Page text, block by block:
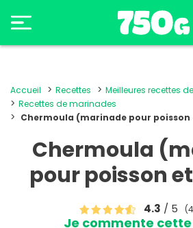
Accueil Recettes
Meilleures recettes
Recettes de marinades
Chermoula (marinade pour poisson
Chermoula
pour poisson
4.3 / 5
Je commente